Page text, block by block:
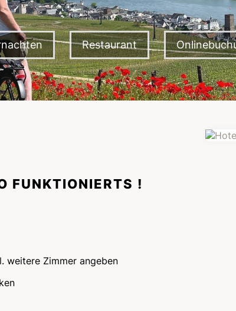
Restaurant
FUNKTIONIERTS !
weitere Zimmer angeben